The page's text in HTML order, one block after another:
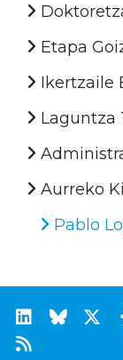
Etapa
Ikertzaile
Laguntza
Aurreko
Pablo